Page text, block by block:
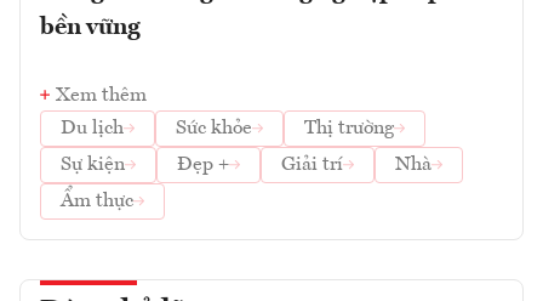
bền vững
Xem thêm
Du lịch
Sức khỏe
Thị trường
Sự kiện
Đẹp + Giải trí
Nhà
Ẩm thực